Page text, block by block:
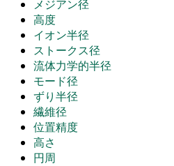
メジアン径
高度
イオン半径
ストークス径
流体力学的半径
モード径
ずり半径
繊維径
位置精度
高さ
円周